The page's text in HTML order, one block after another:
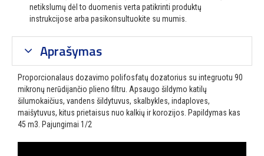
netikslumų dėl to duomenis verta patikrinti produktų
instrukcijose arba pasikonsultuokite su mumis.
Aprašymas
Proporcionalaus dozavimo polifosfatų dozatorius su integruotu 90
mikronų nerūdijančio plieno filtru. Apsaugo šildymo katilų
šilumokaičius, vandens šildytuvus, skalbykles, indaploves,
maišytuvus, kitus prietaisus nuo kalkių ir korozijos. Papildymas kas
45 m3. Pajungimai 1/2